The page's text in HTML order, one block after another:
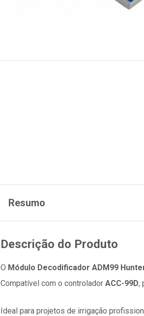
Resumo
Descrição do Produto
O Módulo Decodificador ADM99
Compatível com o controlador ACC-99D,
Ideal para projetos de irrigação